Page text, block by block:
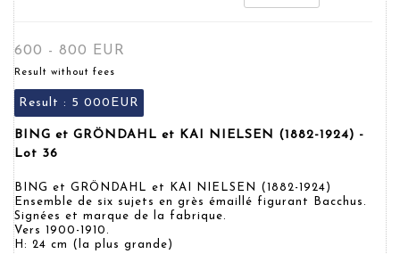
600 - 800 EUR
Result without fees
Result : 5 000EUR
BING et GRÖNDAHL et KAI NIELSEN (1882-1924) -
Lot 36
BING et GRÖNDAHL et KAI NIELSEN (1882-1924)
Ensemble de six sujets en grès émaillé figurant Bacchus.
Signées et marque de la fabrique.
Vers 1900-1910.
H: 24 cm (la plus grande)